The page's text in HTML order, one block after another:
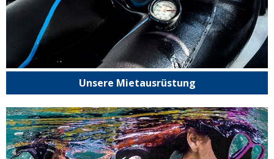
Unsere Mietausrüstung